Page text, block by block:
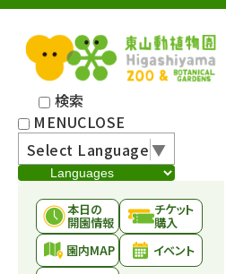
検索
MENUCLOSE
Select Language▼
本日の
開園情報
チケット
購入
園内MAP
イベント